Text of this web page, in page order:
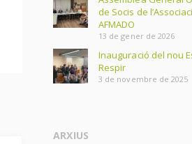
de Socis de
AFMADO
13 de gener de 2026
Inauguració del nou
Respir
3 de novembre de 2025
ARXIUS